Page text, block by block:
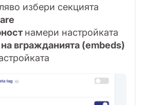
избери секцията
намери настройката
вгражданията (embeds)